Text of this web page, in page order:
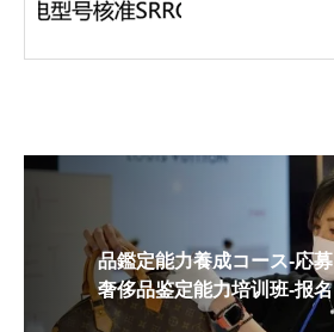
品鑑定能力養成コース-応募
奢侈品鉴定能力培训班-报名